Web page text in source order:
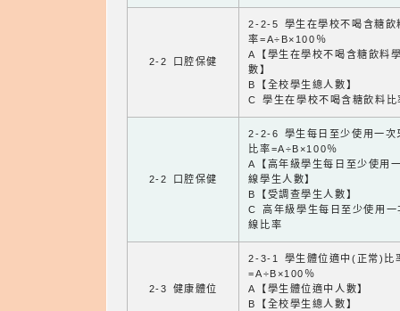
2-2 口腔保健
2-2-5 學生在學校不喝含糖飲
率=A÷B×100％
A【學生在學校不喝含糖飲料
數】
B【全校學生總人數】
C 學生在學校不喝含糖飲料比
2-2 口腔保健
2-2-6 學生每日至少使用一次
比率=A÷B×100％
A【高年級學生每日至少使用
線學生人數】
B【受調查學生人數】
C 高年級學生每日至少使用一
線比率
2-3 健康體位
2-3-1 學生體位適中(正常)比
=A÷B×100％
A【學生體位適中人數】
B【全校學生總人數】